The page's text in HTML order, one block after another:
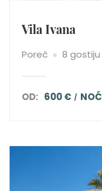
Vila Ivana
Poreč 8 gostiju
OD: 600 € NOĆ